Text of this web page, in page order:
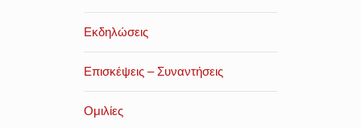
Εκδηλώσεις
Επισκέψεις – Συναντήσεις
Ομιλίες